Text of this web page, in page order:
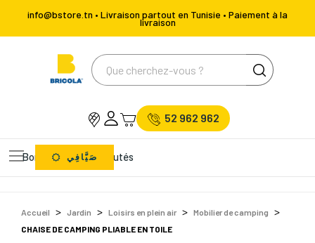
info@bstore.tn • Livraison partout en Tunisie • Paiement à la
livraison
52 962 962
Bons Plans Nouveautés
صَيَّافِي
Accueil Jardin Loisirs en plein air
Mobilier de camping
CHAISE DE CAMPING PLIABLE EN TOILE